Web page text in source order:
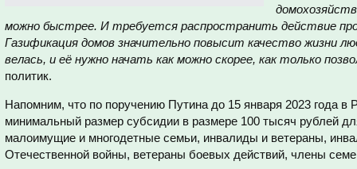
можно быстрее. И требуется распространить действие
Газификация домов значительно повысит качество жизни
велась, и её нужно начать как можно скорее, как только
политик.
Напомним, что по поручению Путина до 15 января 2023 года в
минимальный размер субсидии в размере 100 тысяч рублей
малоимущие и многодетные семьи, инвалиды и ветераны,
Отечественной войны, ветераны боевых действий, члены